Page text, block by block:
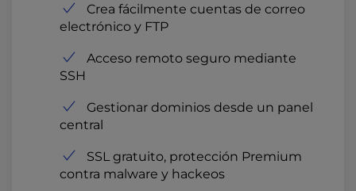
Crea fácilmente cuentas de correo
electrónico y FTP
Acceso remoto seguro mediante
SSH
Gestionar dominios desde un panel
central
SSL gratuito, protección Premium
contra malware y hackeos